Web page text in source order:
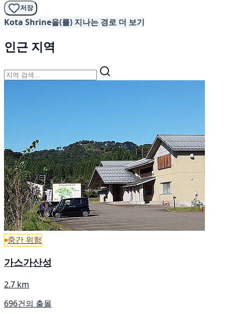
저장
Kota Shrine을(를) 지나는 경로 더 보기
인근 지역
중간 위험
가스가산성
2.7 km
696건의 출몰